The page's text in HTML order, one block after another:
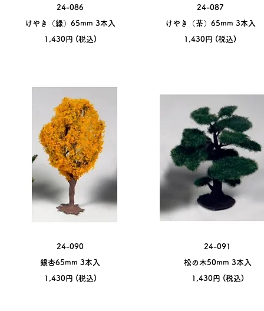
24-086
けやき（緑）65mm 3本入
​1,430円 (税込)
24-087
けやき（茶）65mm 3本入
​1,430円 (税込)
24-090
銀杏65mm 3本入
​1,430円 (税込)
24-091
松の木50mm 3本入
​1,430円 (税込)